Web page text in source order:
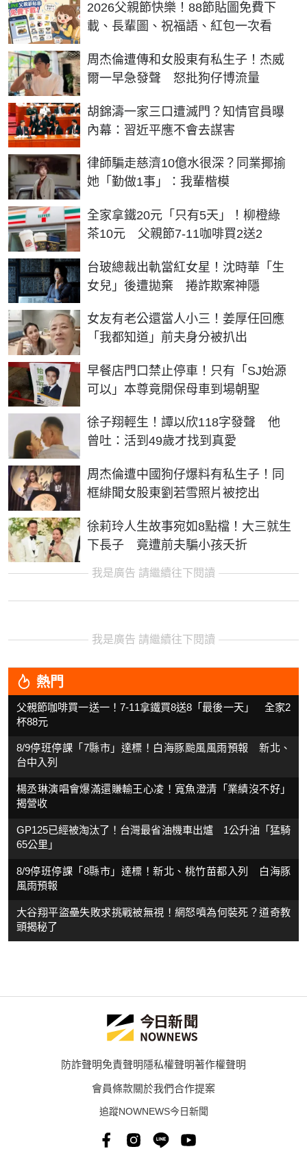
2026父親節快樂！88節貼圖免費下
載、長輩圖、祝福語、紅包一次看
周杰倫遭傳和女股東有私生子！杰威
爾一早急發聲 怒批狗仔博流量
胡錦濤一家三口遭滅門？知情官員曝
內幕：習近平應不會去謀害
律師騙走慈濟10億水很深？同業揶揄
她「勤做1事」：我輩楷模
全家拿鐵20元「只有5天」！柳橙綠
茶10元 父親節7-11咖啡買2送2
台玻總裁出軌當紅女星！沈時華「生
女兒」後遭拋棄 捲詐欺案神隱
女友有老公還當人小三！姜厚任回應
「我都知道」前夫身分被扒出
早餐店門口禁止停車！只有「SJ始源
可以」本尊竟開保母車到場朝聖
徐子翔輕生！譚以欣118字發聲 他
曾吐：活到49歲才找到真愛
周杰倫遭中國狗仔爆料有私生子！同
框緋聞女股東劉若雪照片被挖出
徐莉玲人生故事宛如8點檔！大三就生
下長子 竟遭前夫騙小孩夭折
我是廣告 請繼續往下閱讀
我是廣告 請繼續往下閱讀
熱門
父親節咖啡買一送一！7-11拿鐵買8送8「最後一天」 全家2
杯88元
8/9停班停課「7縣市」達標！白海豚颱風風雨預報 新北、
台中入列
楊丞琳演唱會爆滿還賺輸王心凌！寬魚澄清「業績沒不好」
揭營收
GP125已經被淘汰了！台灣最省油機車出爐 1公升油「猛騎
65公里」
8/9停班停課「8縣市」達標！新北、桃竹苗都入列 白海豚
風雨預報
大谷翔平盜壘失敗求挑戰被無視！網怒噴為何裝死？道奇教
頭揭秘了
防詐聲明免責聲明隱私權聲明著作權聲明
會員條款關於我們合作提案
追蹤NOWNEWS今日新聞